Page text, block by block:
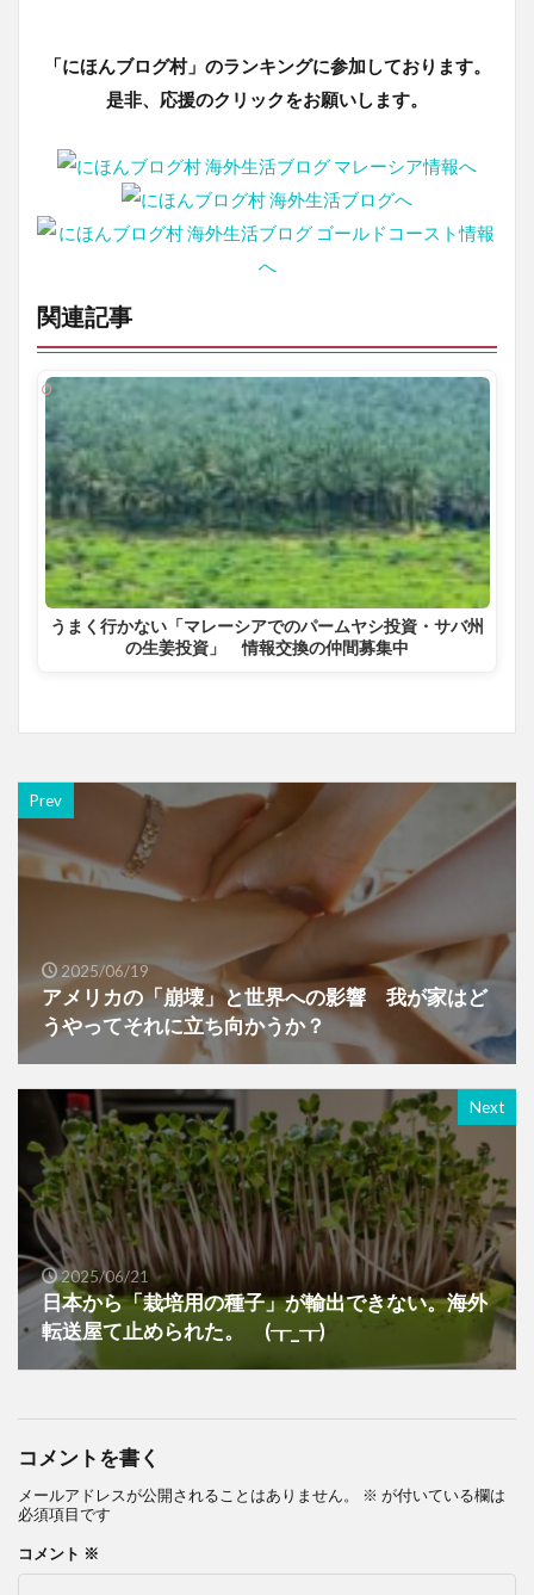
「にほんブログ村」のランキングに参加しております。
是非、応援のクリックをお願いします。
関連記事
うまく行かない「マレーシアでのパームヤシ投資・サバ州
の生姜投資」 情報交換の仲間募集中
Prev
2025/06/19
アメリカの「崩壊」と世界への影響 我が家はど
うやってそれに立ち向かうか？
Next
2025/06/21
日本から「栽培用の種子」が輸出できない。海外
転送屋て止められた。 (┰_┰)
コメントを書く
メールアドレスが公開されることはありません。 ※ が付いている欄は
必須項目です
コメント ※